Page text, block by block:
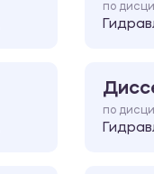
по
по